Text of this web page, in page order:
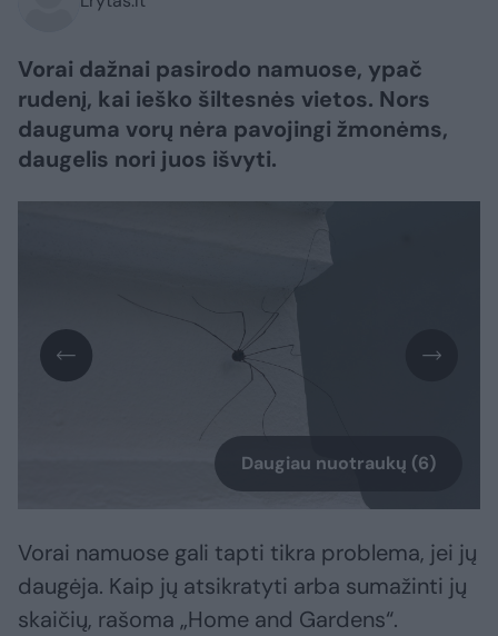
Vorai dažnai pasirodo namuose, ypač
rudenį, kai ieško šiltesnės vietos. Nors
dauguma vorų nėra pavojingi žmonėms,
daugelis nori juos išvyti.
Daugiau nuotraukų (6)
Vorai namuose gali tapti tikra problema, jei jų
daugėja. Kaip jų atsikratyti arba sumažinti jų
skaičių, rašoma „Home and Gardens“.